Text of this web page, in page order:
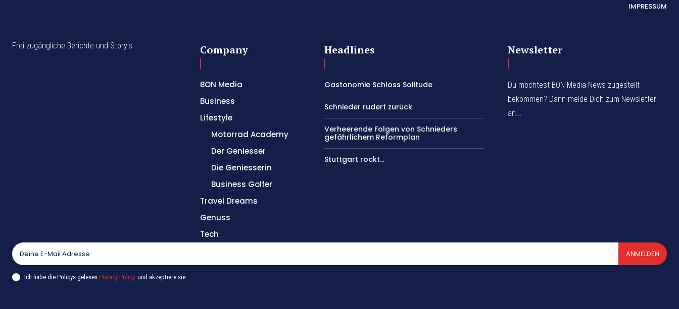
IMPRESSUM
Frei zugängliche Berichte und Story's Company
BON Media
Business
Lifestyle
Motorrad Academy
Der Geniesser
Die Geniesserin
Business Golfer
Travel Dreams
Genuss
Tech
Headlines
Gastonomie Schloss Solitude
Schnieder rudert zurück
Verheerende Folgen von Schnieders
gefährlichem Reformplan
Stuttgart rockt…
Newsletter
Du möchtest BON-Media News zugestellt
bekommen? Dann melde Dich zum Newsletter
an...
ANMELDEN
Ich habe die Policys gelesen Privacy Policy. und akzeptiere sie.